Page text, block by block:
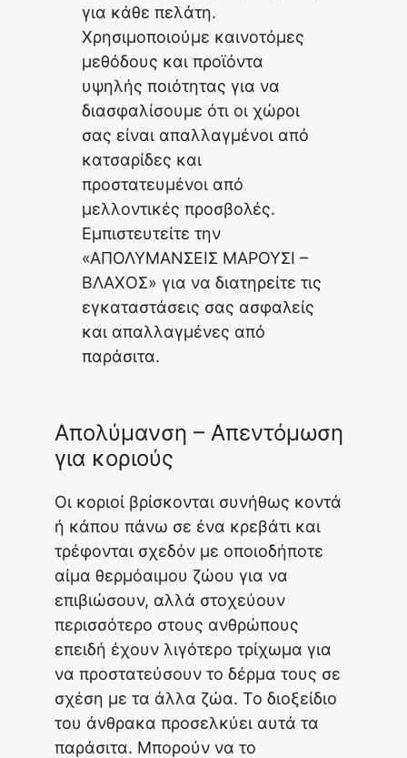
για κάθε πελάτη.
Χρησιμοποιούμε καινοτόμες
μεθόδους και προϊόντα
υψηλής ποιότητας για να
διασφαλίσουμε ότι οι χώροι
σας είναι απαλλαγμένοι από
κατσαρίδες και
προστατευμένοι από
μελλοντικές προσβολές.
Εμπιστευτείτε την
«ΑΠΟΛΥΜΑΝΣΕΙΣ ΜΑΡΟΥΣΙ –
ΒΛΑΧΟΣ» για να διατηρείτε τις
εγκαταστάσεις σας ασφαλείς
και απαλλαγμένες από
παράσιτα.
Απολύμανση – Απεντόμωση
για κοριούς
Οι κοριοί βρίσκονται συνήθως κοντά
ή κάπου πάνω σε ένα κρεβάτι και
τρέφονται σχεδόν με οποιοδήποτε
αίμα θερμόαιμου ζώου για να
επιβιώσουν, αλλά στοχεύουν
περισσότερο στους ανθρώπους
επειδή έχουν λιγότερο τρίχωμα για
να προστατεύσουν το δέρμα τους σε
σχέση με τα άλλα ζώα. Το διοξείδιο
του άνθρακα προσελκύει αυτά τα
παράσιτα. Μπορούν να το